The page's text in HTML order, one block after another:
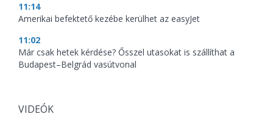
11:14
Amerikai befektető kezébe kerülhet az easyJet
11:02
Már csak hetek kérdése? Ősszel utasokat is szállíthat a
Budapest–Belgrád vasútvonal
VIDEÓK